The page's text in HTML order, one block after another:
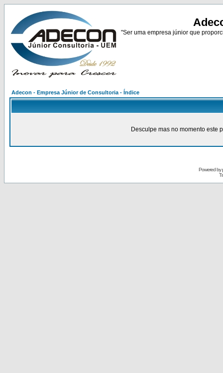
"Ser uma empresa júnior que
Adecon - Empresa Júnior de Consultoria - Índice
Desculpe mas no momento este
Powered by